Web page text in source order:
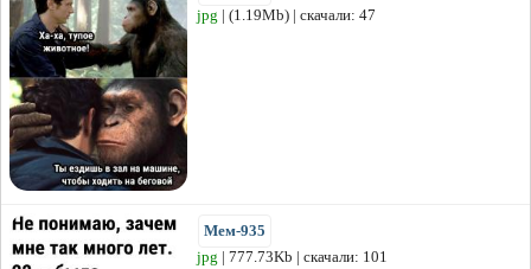
jpg | (1.19Mb) | скачали: 47
Мем-935
jpg | 777.73Kb | скачали: 101